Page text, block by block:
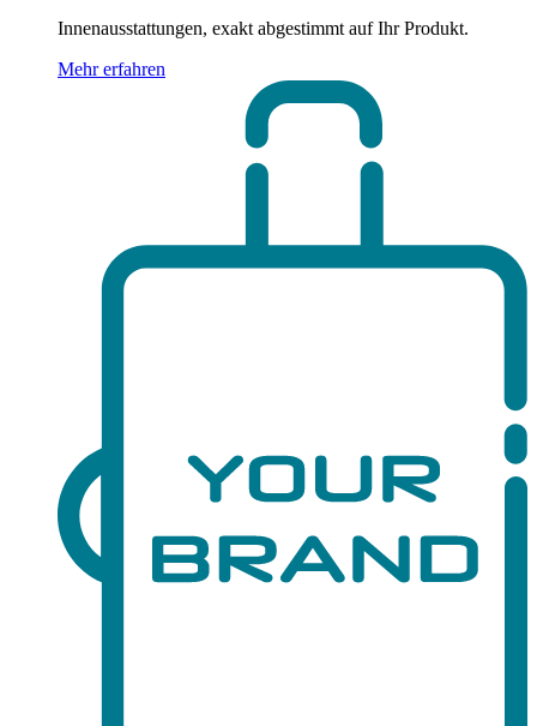
Innenausstattungen, exakt abgestimmt auf Ihr Produkt.
Mehr erfahren